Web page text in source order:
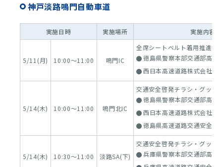
神戸淡路鳴門自動車道
実施日時 実施場所 実施内容(
5/11(月) 10:00～11:00 鳴門IC
全席シートベルト着用推進等
徳島県警察本部交通部高速
西日本高速道路株式会社
5/14(木) 10:00～11:00 鳴門北IC
交通安全啓発チラシ・グッズ
徳島県警察本部交通部高速
西日本高速道路株式会社
徳島県高速道路交通安全協
5/14(木) 10:30～11:00 淡路SA(下)
交通安全啓発チラシ・グッズ
兵庫県警察本部交通部高速